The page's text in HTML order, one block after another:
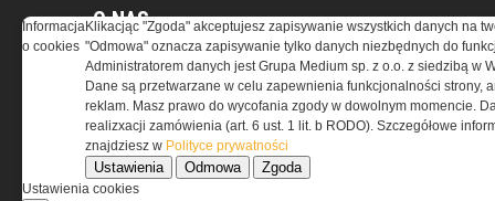
O NAS
Codzienne źródło informacji o taktyce, szkoleniu,
misjach bojowych, uzbrojeniu, umundurowaniu
i wyposażeniu jednostek specjalnych w kraju i na świecie.
Informacja
o cookies
Klikacjąc "Zgoda" akceptujesz zapisywanie wszystkich danych na
"Odmowa" oznacza zapisywanie tylko danych niezbędnych do
Administratorem danych jest Grupa Medium sp. z o.o. z siedzibą w
Dane są przetwarzane w celu zapewnienia funkcjonalności strony,
reklam. Masz prawo do wycofania zgody w dowolnym momencie.
realizxacji zamówienia (art. 6 ust. 1 lit. b RODO). Szczegółowe
znajdziesz w Polityce prywatności
Ustawienia Odmowa Zgoda
Ustawienia cookies